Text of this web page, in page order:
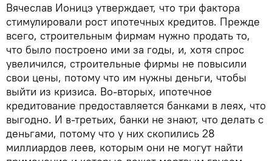
Вячеслав Ионицэ утверждает, что три фактора
стимулировали рост ипотечных кредитов. Прежде
всего, строительным фирмам нужно продать то,
что было построено ими за годы, и, хотя спрос
увеличился, строительные фирмы не повысили
свои цены, потому что им нужны деньги, чтобы
выйти из кризиса. Во-вторых, ипотечное
кредитование предоставляется банками в леях, что
выгодно. И в-третьих, банки не знают, что делать с
деньгами, потому что у них скопились 28
миллиардов леев, которым они не могут найти